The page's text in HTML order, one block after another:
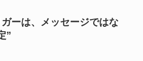
ーは、メッセージではな
”